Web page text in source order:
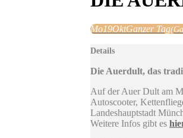
Mo19OktGanzer Tag
Details
Die Auerdult, das
Auf der Auer Dult am
Autoscooter,
Landeshauptstadt
Weitere Infos gibt es